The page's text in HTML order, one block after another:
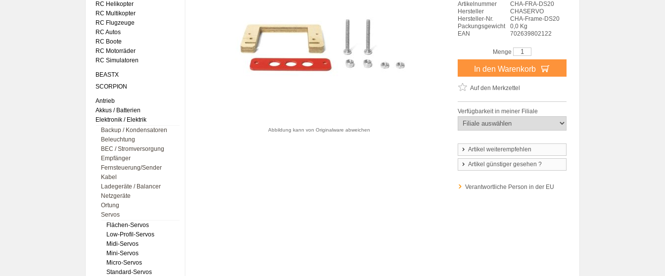
RC Helikopter
RC Multikopter
RC Flugzeuge
RC Autos
RC Boote
RC Motorräder
RC Simulatoren
BEASTX
SCORPION
Antrieb
Akkus / Batterien
Elektronik / Elektrik
Backup / Kondensatoren
Beleuchtung
BEC / Stromversorgung
Empfänger
Fernsteuerung/Sender
Kabel
Ladegeräte / Balancer
Netzgeräte
Ortung
Servos
Flächen-Servos
Low-Profil-Servos
Midi-Servos
Mini-Servos
Micro-Servos
Standard-Servos
Abbildung kann von Originalware abweichen
Artikelnummer
CHA-FRA-DS20
Hersteller
CHASERVO
Hersteller-Nr.
CHA-Frame-DS20
Packungsgewicht
0,0 Kg
EAN
702639802122
Menge
In den Warenkorb
Auf den Merkzettel
Verfügbarkeit in meiner Filiale
Artikel weiterempfehlen
Artikel günstiger gesehen ?
Verantwortliche Person in der EU